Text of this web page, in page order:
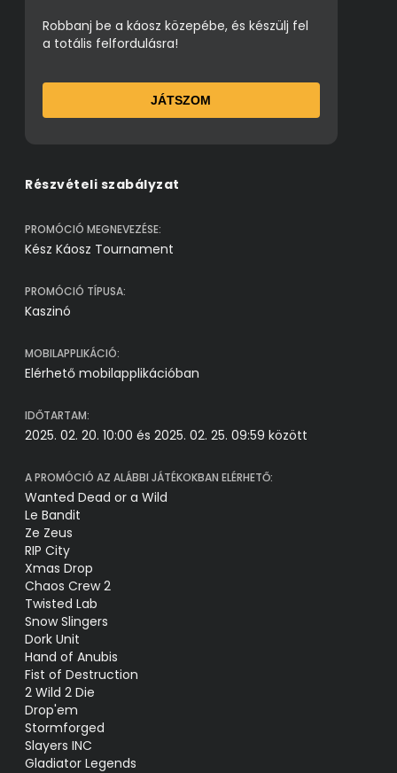
Robbanj be a káosz közepébe, és készülj fel
a totális felfordulásra!
JÁTSZOM
Részvételi szabályzat
PROMÓCIÓ MEGNEVEZÉSE:
Kész Káosz Tournament
PROMÓCIÓ TÍPUSA:
Kaszinó
MOBILAPPLIKÁCIÓ:
Elérhető mobilapplikációban
IDŐTARTAM:
2025. 02. 20. 10:00 és 2025. 02. 25. 09:59 között
A PROMÓCIÓ AZ ALÁBBI JÁTÉKOKBAN ELÉRHETŐ:
Wanted Dead or a Wild
Le Bandit
Ze Zeus
RIP City
Xmas Drop
Chaos Crew 2
Twisted Lab
Snow Slingers
Dork Unit
Hand of Anubis
Fist of Destruction
2 Wild 2 Die
Drop'em
Stormforged
Slayers INC
Gladiator Legends